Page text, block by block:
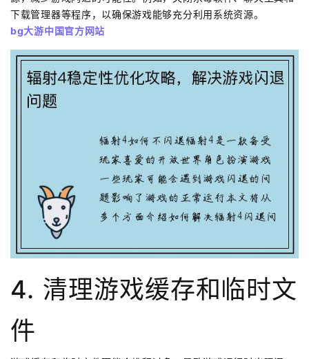
下载管理器等程序，以确保游戏能够充分利用系统资源。
bg大游中国官方网站
4. 清理游戏缓存和临时文
件